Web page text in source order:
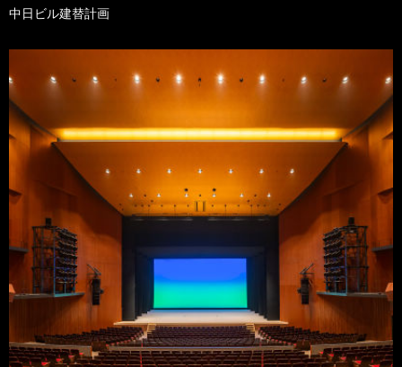
中日ビル建替計画